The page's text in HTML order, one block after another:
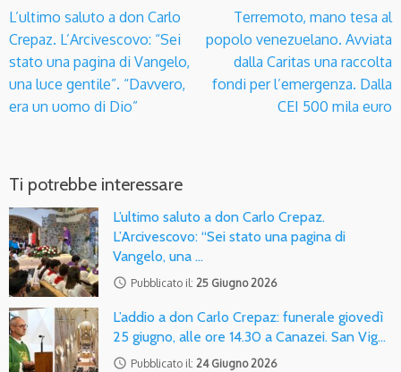
L’ultimo saluto a don Carlo
Crepaz. L’Arcivescovo: “Sei
stato una pagina di Vangelo,
una luce gentile”. “Davvero,
era un uomo di Dio”
Terremoto, mano tesa al
popolo venezuelano. Avviata
dalla Caritas una raccolta
fondi per l’emergenza. Dalla
CEI 500 mila euro
Ti potrebbe interessare
L’ultimo saluto a don Carlo Crepaz.
L’Arcivescovo: “Sei stato una pagina di
Vangelo, una …
access_time Pubblicato il: 25 Giugno 2026
L’addio a don Carlo Crepaz: funerale giovedì
25 giugno, alle ore 14.30 a Canazei. San Vig…
access_time Pubblicato il: 24 Giugno 2026